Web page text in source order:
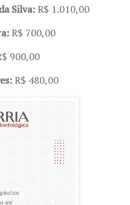
Silva:R$ 1.010,00
R$ 700,00
900,00
R$ 480,00